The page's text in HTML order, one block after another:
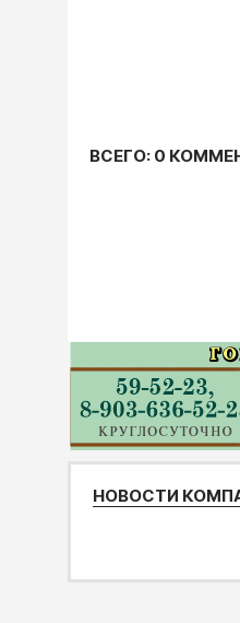
ВСЕГО: 0
НОВОСТИ